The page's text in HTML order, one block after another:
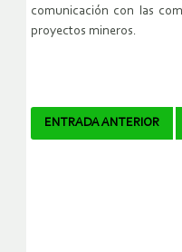
comunicación con las
proyectos mineros.
Navegador
ENTRADA ANTERIOR